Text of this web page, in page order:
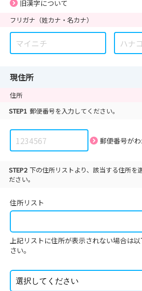
旧漢字について
フリガナ （姓カナ・名カナ）
現住所
住所
STEP1 郵便番号を入力してください。
郵便番号が
STEP2 下の住所リストより、該当する住所を
ださい。
住所リスト
上記リストに住所が表示されない場合は
さい。